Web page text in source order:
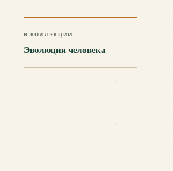
В КОЛЛЕКЦИИ
Эволюция человека